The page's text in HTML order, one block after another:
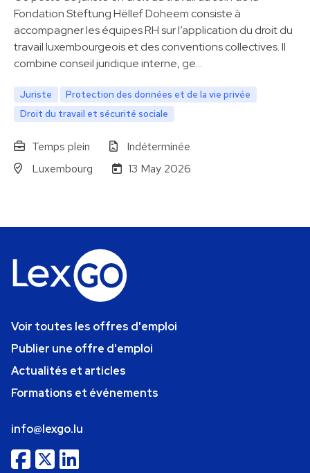
Fondation Stëftung Hëllef Doheem consiste à
accompagner les équipes RH sur l’application du droit du
travail luxembourgeois et des conventions collectives. Il
combine conseil juridique interne, ge…
Juriste
Protection des données et de la vie privée
Droit du travail et sécurité sociale
Temps plein
Indéterminée
Luxembourg
13 May 2026
Voir toutes les offres d'emploi
Publier une offre d'emploi
Actualités et articles
Formations et événements
info@lexgo.lu